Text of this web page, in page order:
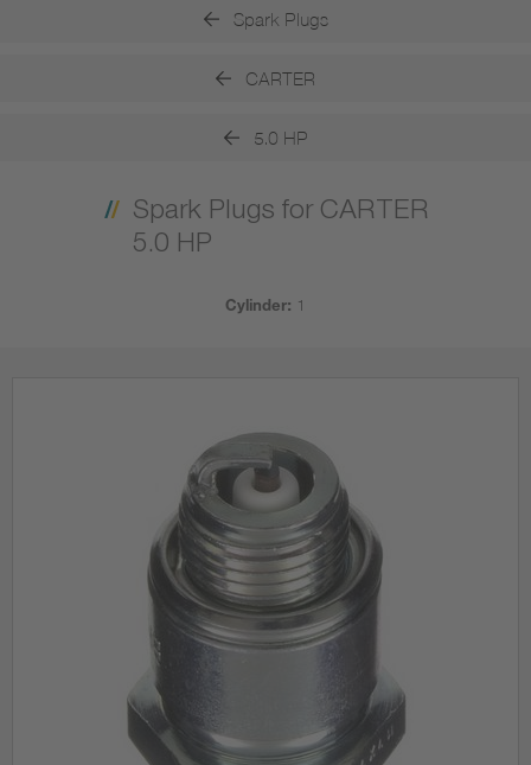
Spark Plugs
CARTER
5.0 HP
Spark Plugs for CARTER
5.0 HP
Cylinder: 1